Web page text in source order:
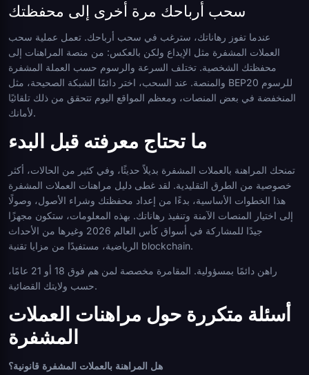
سحب أرباحك مرة أخرى إلى محفظتك
عندما تفوز رهاناتك، سترغب في سحب أرباحك. تعمل عملية سحب
العملات المشفرة مثل الإيداع ولكن بالعكس: من منصة المراهنات إلى
محفظتك الشخصية. تختلف السرعة والرسوم حسب العملة المشفرة
والمنصة. عند السحب، اختر دائمًا الشبكة الصحيحة، مثل BEP20 للرسوم
المنخفضة في بعض المنصات، ومعظم المواقع اليوم تتحقق من ذلك تلقائيًا
لأمانك.
ما تحتاج معرفته قبل البدء
تمنحك المراهنة بالعملات المشفرة بديلاً حديثًا، وفي كثير من الحالات، أكثر
خصوصية من الطرق التقليدية. لقد غطى دليل مراهنات العملات المشفرة
هذا الخطوات الأساسية، بدءًا من إعداد محفظتك وشراء الأصول، وصولًا
إلى اختيار المنصات الآمنة وتنفيذ رهاناتك. بهذه المعلومات، ستكون مجهزًا
جيدًا للمشاركة في أسواق كأس العالم 2026 وغيرها من الأحداث
الرياضية، مستفيدًا من مزايا تقنية blockchain.
راهن دائمًا بمسؤولية. المقامرة مخصصة لمن هم فوق 18 أو 21 عامًا،
حسب ولايتك القضائية.
أسئلة متكررة حول مراهنات العملات
المشفرة
هل المراهنة بالعملات المشفرة قانونية؟